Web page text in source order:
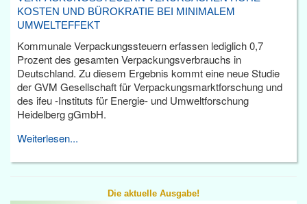
KOSTEN UND BÜROKRATIE BEI MINIMALEM
UMWELTEFFEKT
Kommunale Verpackungssteuern erfassen lediglich 0,7
Prozent des gesamten Verpackungsverbrauchs in
Deutschland. Zu diesem Ergebnis kommt eine neue Studie
der GVM Gesellschaft für Verpackungsmarktforschung und
des ifeu -Instituts für Energie- und Umweltforschung
Heidelberg gGmbH.
Weiterlesen...
Die aktuelle Ausgabe!